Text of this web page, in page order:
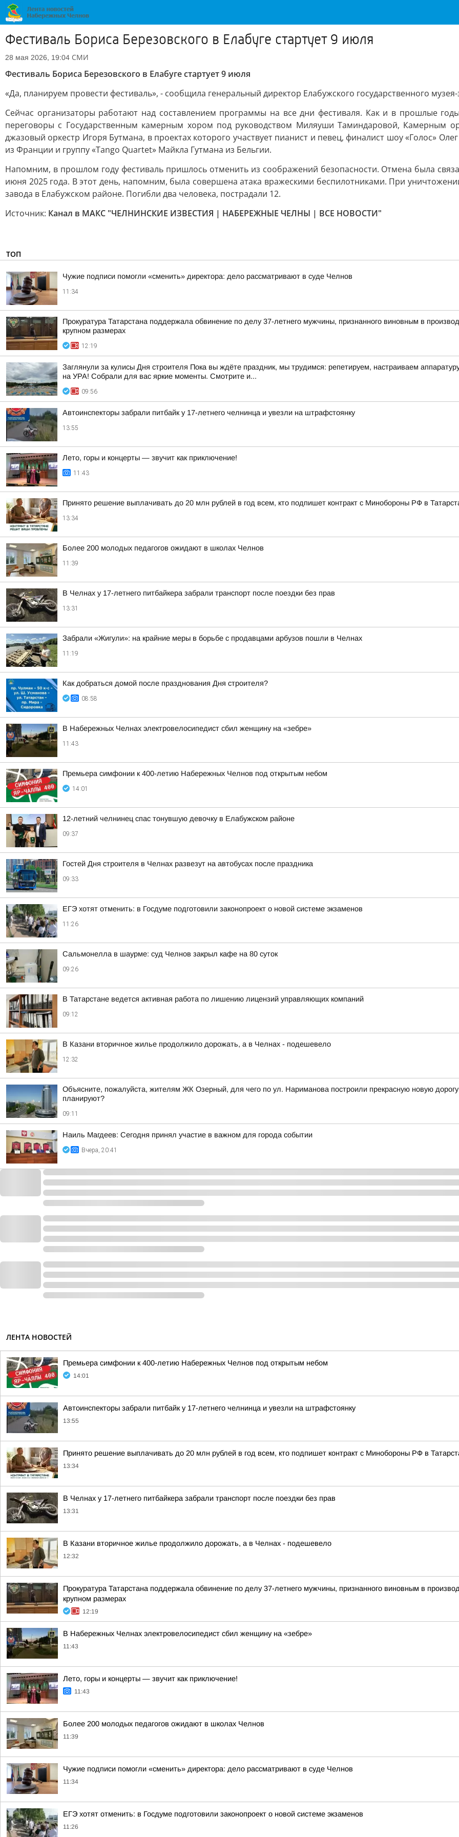
Фестиваль Бориса Березовского в Елабуге стартует 9 июля
28 мая 2026, 19:04 СМИ
Фестиваль Бориса Березовского в Елабуге стартует 9 июля
«Да, планируем провести фестиваль», - сообщила генеральный директор Елабужского государственного
Сейчас организаторы работают над составлением программы на все дни фестиваля. Как и в прошлые
переговоры с Государственным камерным хором под руководством Миляуши Таминдаровой, Камерным
джазовый оркестр Игоря Бутмана, в проектах которого участвует пианист и певец, финалист шоу «Голос»
из Франции и группу «Tango Quartet» Майкла Гутмана из Бельгии.
Напомним, в прошлом году фестиваль пришлось отменить из соображений безопасности. Отмена была
июня 2025 года. В этот день, напомним, была совершена атака вражескими беспилотниками. При
завода в Елабужском районе. Погибли два человека, пострадали 12.
Источник: Канал в МАКС "ЧЕЛНИНСКИЕ ИЗВЕСТИЯ | НАБЕРЕЖНЫЕ ЧЕЛНЫ | ВСЕ НОВОСТИ"
ТОП
Чужие подписи помогли «сменить» директора: дело рассматривают в суде Челнов
11:34
Прокуратура Татарстана поддержала обвинение по делу 37-летнего мужчины, признанного виновным в
крупном размерах
12:19
Заглянули за кулисы Дня строителя Пока вы ждёте праздник, мы трудимся: репетируем, настраиваем
на УРА! Собрали для вас яркие моменты. Смотрите и...
09:56
Автоинспекторы забрали питбайк у 17-летнего челнинца и увезли на штрафстоянку
13:55
Лето, горы и концерты — звучит как приключение!
11:43
Принято решение выплачивать до 20 млн рублей в год всем, кто подпишет контракт с Минобороны РФ в
13:34
Более 200 молодых педагогов ожидают в школах Челнов
11:39
В Челнах у 17-летнего питбайкера забрали транспорт после поездки без прав
13:31
Забрали «Жигули»: на крайние меры в борьбе с продавцами арбузов пошли в Челнах
11:19
Как добраться домой после празднования Дня строителя?
08:58
В Набережных Челнах электровелосипедист сбил женщину на «зебре»
11:43
Премьера симфонии к 400-летию Набережных Челнов под открытым небом
14:01
12-летний челнинец спас тонувшую девочку в Елабужском районе
09:37
Гостей Дня строителя в Челнах развезут на автобусах после праздника
09:33
ЕГЭ хотят отменить: в Госдуме подготовили законопроект о новой системе экзаменов
11:26
Сальмонелла в шаурме: суд Челнов закрыл кафе на 80 суток
09:26
В Татарстане ведется активная работа по лишению лицензий управляющих компаний
09:12
В Казани вторичное жилье продолжило дорожать, а в Челнах - подешевело
12:32
Объясните, пожалуйста, жителям ЖК Озерный, для чего по ул. Нариманова построили прекрасную новую
планируют?
09:11
Наиль Магдеев: Сегодня принял участие в важном для города событии
Вчера, 20:41
ЛЕНТА НОВОСТЕЙ
Премьера симфонии к 400-летию Набережных Челнов под открытым небом
14:01
Автоинспекторы забрали питбайк у 17-летнего челнинца и увезли на штрафстоянку
13:55
Принято решение выплачивать до 20 млн рублей в год всем, кто подпишет контракт с Минобороны РФ в
13:34
В Челнах у 17-летнего питбайкера забрали транспорт после поездки без прав
13:31
В Казани вторичное жилье продолжило дорожать, а в Челнах - подешевело
12:32
Прокуратура Татарстана поддержала обвинение по делу 37-летнего мужчины, признанного виновным в
крупном размерах
12:19
В Набережных Челнах электровелосипедист сбил женщину на «зебре»
11:43
Лето, горы и концерты — звучит как приключение!
11:43
Более 200 молодых педагогов ожидают в школах Челнов
11:39
Чужие подписи помогли «сменить» директора: дело рассматривают в суде Челнов
11:34
ЕГЭ хотят отменить: в Госдуме подготовили законопроект о новой системе экзаменов
11:26